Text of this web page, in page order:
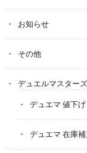
お知らせ
その他
デュエルマスターズ
デュエマ 値下げ
デュエマ 在庫